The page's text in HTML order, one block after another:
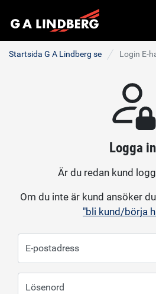
Startsida G A Lindberg se Login E-
Logga in
Är du redan kund
Om du inte är kund ansöker
"bli kund/börja
E-postadress
Lösenord